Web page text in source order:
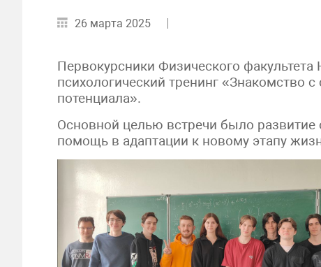
26 марта 2025
Первокурсники Физического
психологический тренинг «Знакомство
потенциала».
Основной целью встречи было
помощь в адаптации к новому этапу